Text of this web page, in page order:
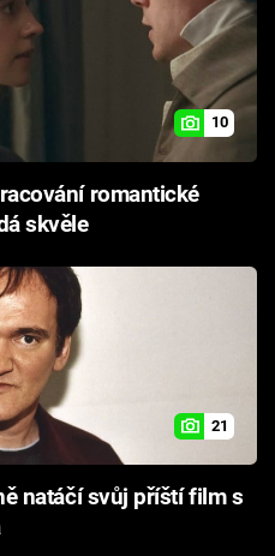
10
romantické
skvěle
21
natáčí svůj příští film s